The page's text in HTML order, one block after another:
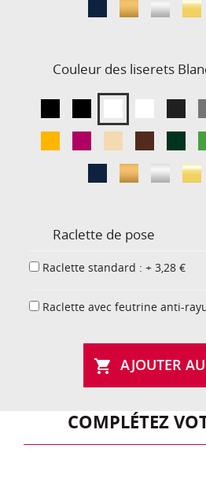
Couleur des liserets
Raclette de pose
Raclette standard : + 3,28 €
Raclette avec feutrine anti-
 AJOUTER
COMPLÉTEZ